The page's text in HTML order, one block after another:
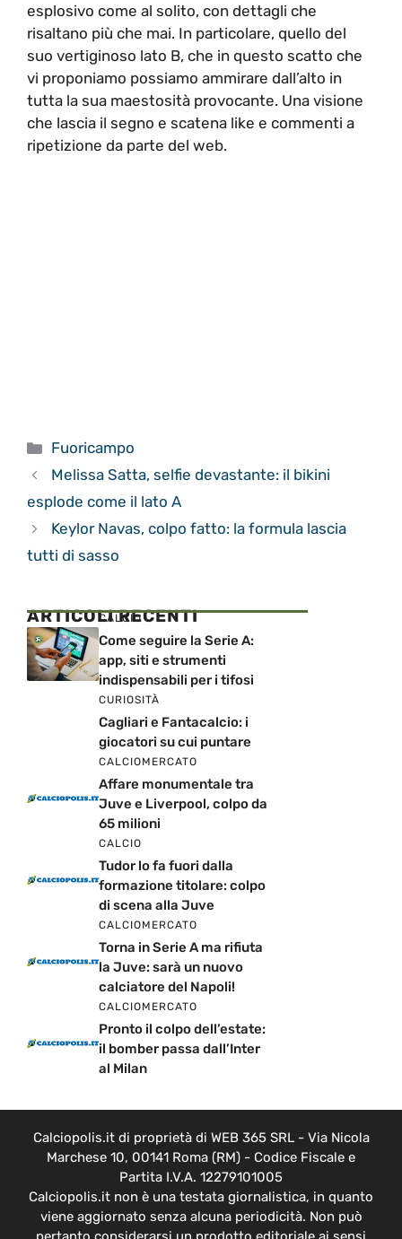
esplosivo come al solito, con dettagli che
risaltano più che mai. In particolare, quello del
suo vertiginoso lato B, che in questo scatto che
vi proponiamo possiamo ammirare dall’alto in
tutta la sua maestosità provocante. Una visione
che lascia il segno e scatena like e commenti a
ripetizione da parte del web.
Categorie
Fuoricampo
Melissa Satta, selfie devastante: il bikini
esplode come il lato A
Keylor Navas, colpo fatto: la formula lascia
tutti di sasso
ARTICOLI RECENTI
CALCIO
Come seguire la Serie A:
app, siti e strumenti
indispensabili per i tifosi
CURIOSITÀ
Cagliari e Fantacalcio: i
giocatori su cui puntare
CALCIOMERCATO
Affare monumentale tra
Juve e Liverpool, colpo da
65 milioni
CALCIO
Tudor lo fa fuori dalla
formazione titolare: colpo
di scena alla Juve
CALCIOMERCATO
Torna in Serie A ma rifiuta
la Juve: sarà un nuovo
calciatore del Napoli!
CALCIOMERCATO
Pronto il colpo dell’estate:
il bomber passa dall’Inter
al Milan
Calciopolis.it di proprietà di WEB 365 SRL - Via Nicola
Marchese 10, 00141 Roma (RM) - Codice Fiscale e
Partita I.V.A. 12279101005
Calciopolis.it non è una testata giornalistica, in quanto
viene aggiornato senza alcuna periodicità. Non può